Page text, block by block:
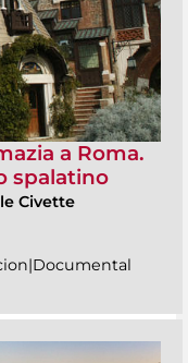
a Roma.
spalatino
Civette